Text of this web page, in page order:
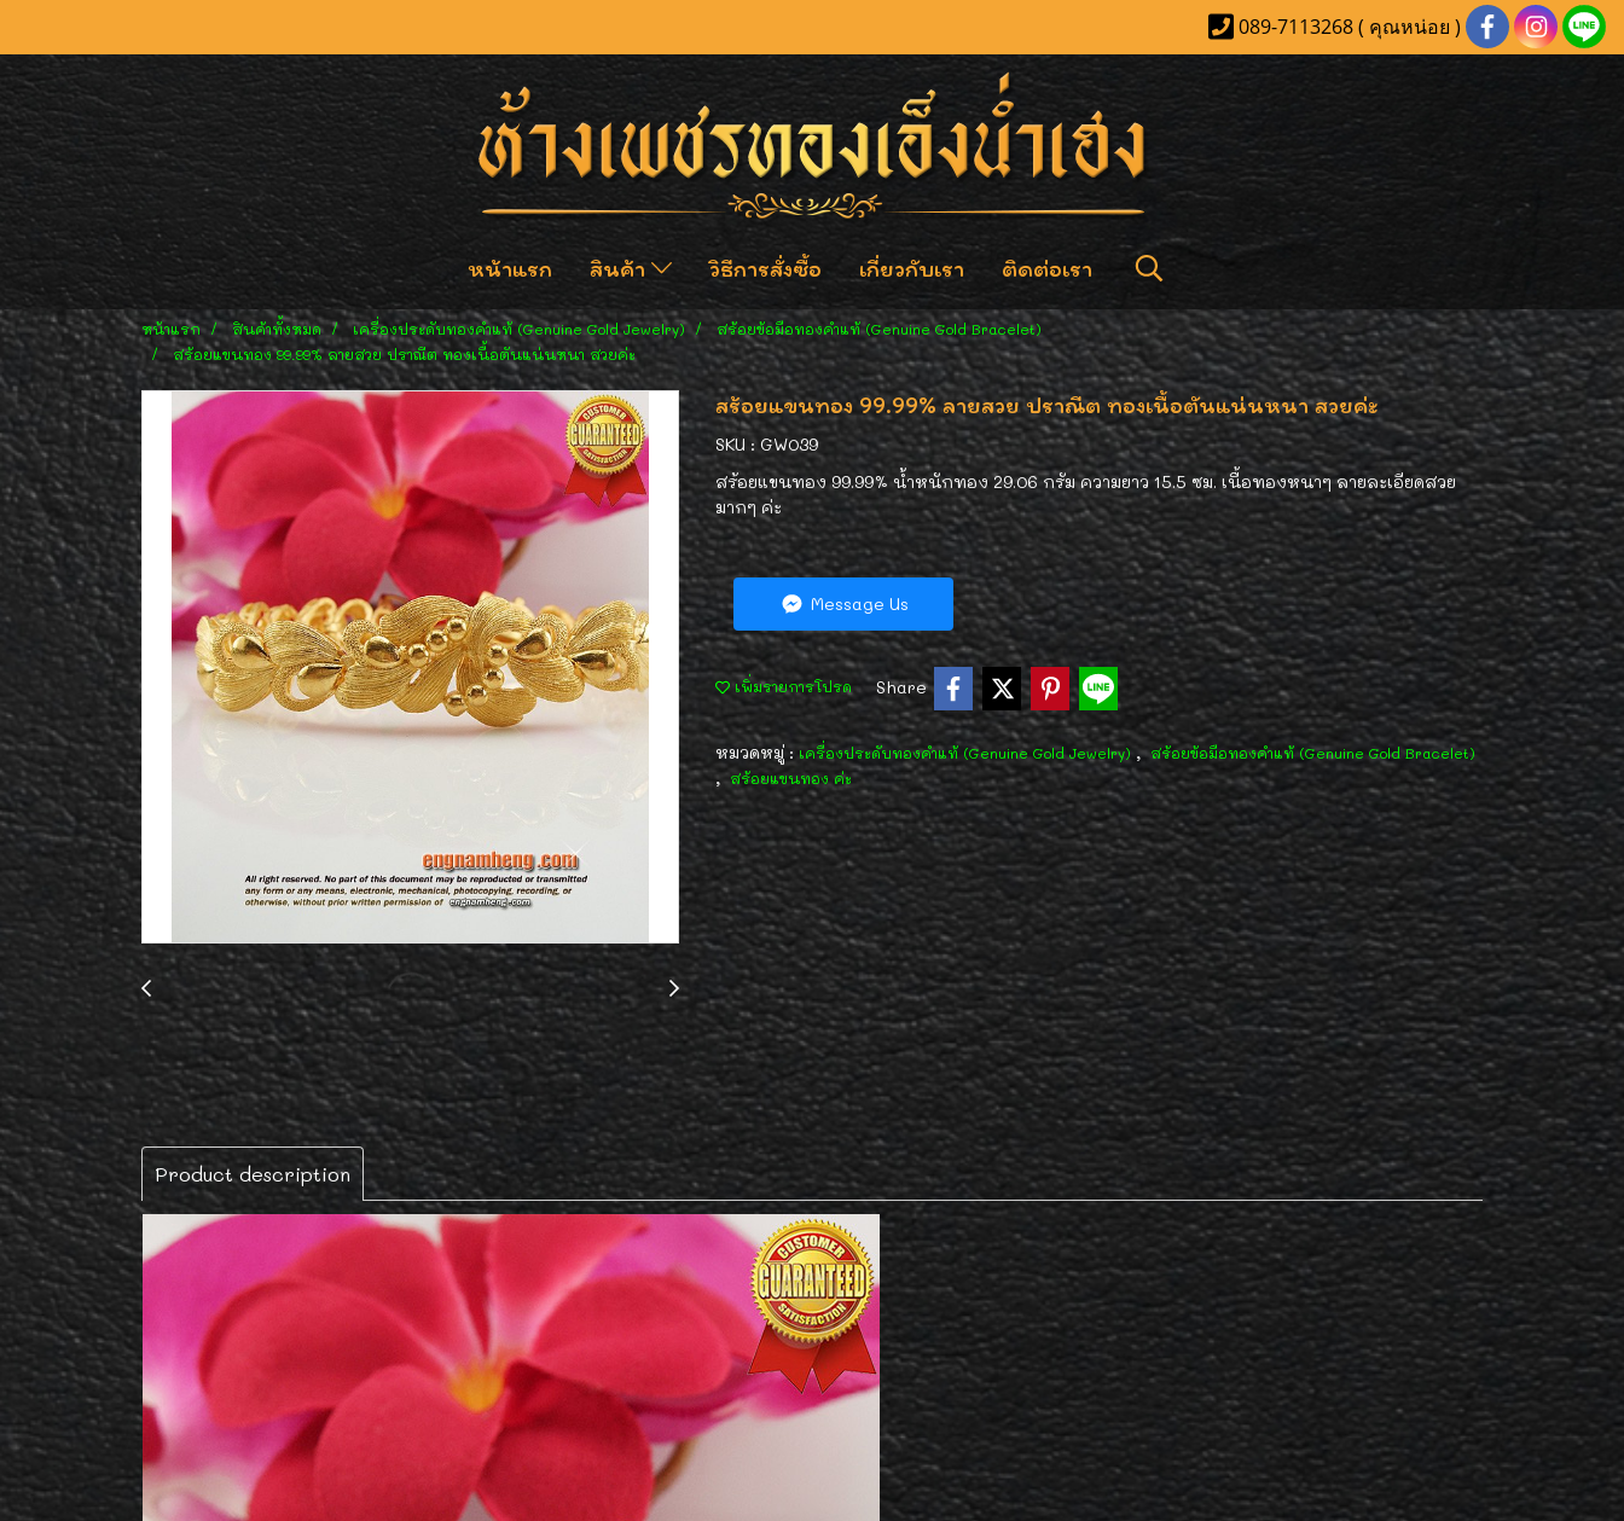
089-7113268 ( คุณหน่อย )
หน้าแรก สินค้า วิธีการสั่งซื้อ เกี่ยวกับเรา ติดต่อเรา
หน้าแรก สินค้าทั้งหมด เครื่องประดับทองคำแท้ (Genuine Gold Jewelry)
สร้อยข้อมือทองคำแท้ (Genuine Gold Bracelet)
สร้อยแขนทอง 99.99% ลายสวย ปราณีต ทองเนื้อตันแน่นหนา สวยค่ะ
สร้อยแขนทอง 99.99% ลายสวย ปราณีต ทองเนื้อตันแน่นหนา สวยค่ะ
SKU : GW039
สร้อยแขนทอง 99.99% น้ำหนักทอง 29.06 กรัม ความยาว 15.5 ซม. เนื้อทองหนาๆ ลายละเอียดสวย
มากๆ ค่ะ
Message Us
เพิ่มรายการโปรด Share
หมวดหมู่ : เครื่องประดับทองคำแท้ (Genuine Gold Jewelry) , สร้อยข้อมือทองคำแท้ (Genuine Gold Bracelet)
, สร้อยแขนทอง ค่ะ
Product description